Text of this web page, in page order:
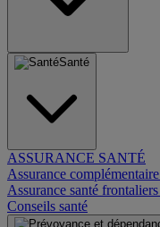
Santé
ASSURANCE SANTÉ
Assurance
Assurance santé frontaliers
Conseils santé